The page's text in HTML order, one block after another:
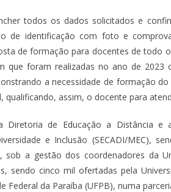
todos os dados solicitados e
de identificação com foto e
de formação para docentes de todo
que foram realizadas no ano de 2023
a necessidade de formação
assim, o docente para
de Educação a Distância e
e Inclusão (SECADI/MEC),
sob a gestão dos coordenadores da
sendo cinco mil ofertadas pela
Federal da Paraíba (UFPB), numa